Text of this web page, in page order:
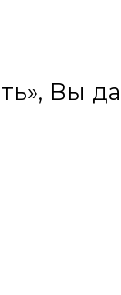
Вы